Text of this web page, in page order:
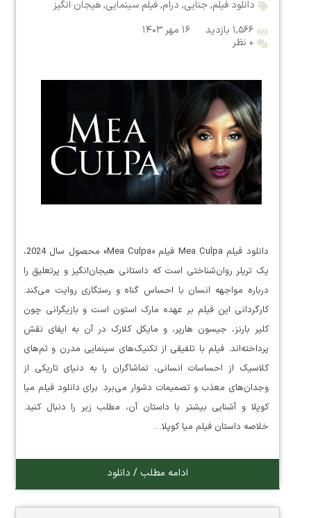
دانلود فیلم,جنایی, درام,فیلم سینمایی,هیجان انگیز
۱,۵۶۶ بازدید
۱۶ مهر ۱۴۰۳
۰ نظر
دانلود فیلم Mea Culpa فیلم «Mea Culpa» محصول سال 2024،
یک تریلر روان‌شناختی است که داستانی هیجان‌انگیز و پرتعلیق را
درباره مواجهه انسان با احساس گناه و رستگاری روایت می‌کند.
کارگردانی این فیلم بر عهده مارک استون است و بازیگرانی چون
کلیر بارنز، جیسون هارپر، و مایکل کلارک در آن به ایفای نقش
پرداخته‌اند. فیلم با تلفیقی از تکنیک‌های سینمایی مدرن و تم‌های
کلاسیک از احساسات انسانی، تماشاگران را به دنیای تاریکی از
وجدان‌های معذب و تصمیمات دشوار می‌برد. برای دانلود فیلم میا
کوپلا و آشنایی بیشتر با داستان آن، مطلب زیر را دنبال کنید.
خلاصه داستان فیلم میا کوپلا…
ادامه مطلب / دانلود